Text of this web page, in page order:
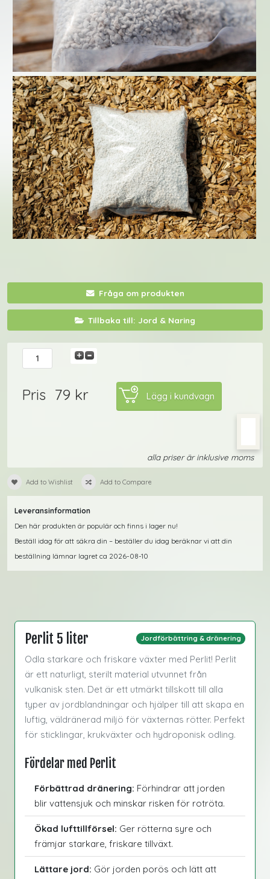
Fråga om produkten
Tillbaka till: Jord & Naring
Pris 79 kr
alla priser är inklusive moms
Add to Wishlist Add to Compare
Leveransinformation
Den här produkten är populär och finns i lager nu!
Beställ idag för att säkra din – beställer du idag beräknar vi att din
beställning lämnar lagret ca 2026-08-10
Perlit 5 liter Jordförbättring & dränering
Odla starkare och friskare växter med Perlit! Perlit
är ett naturligt, sterilt material utvunnet från
vulkanisk sten. Det är ett utmärkt tillskott till alla
typer av jordblandningar och hjälper till att skapa en
luftig, väldränerad miljö för växternas rötter. Perfekt
för sticklingar, krukväxter och hydroponisk odling.
Fördelar med Perlit
Förbättrad dränering: Förhindrar att jorden
blir vattensjuk och minskar risken för rotröta.
Ökad lufttillförsel: Ger rötterna syre och
främjar starkare, friskare tillväxt.
Lättare jord: Gör jorden porös och lätt att